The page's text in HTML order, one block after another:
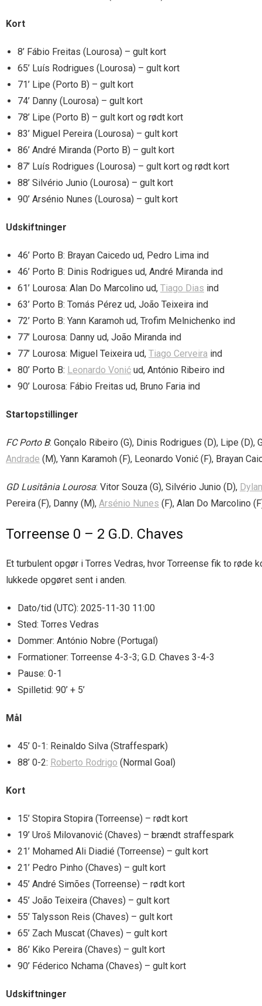
Kort
8’ Fábio Freitas (Lourosa) – gult kort
65’ Luís Rodrigues (Lourosa) – gult kort
71’ Lipe (Porto B) – gult kort
74’ Danny (Lourosa) – gult kort
78’ Lipe (Porto B) – gult kort og rødt kort
83’ Miguel Pereira (Lourosa) – gult kort
86’ André Miranda (Porto B) – gult kort
87’ Luís Rodrigues (Lourosa) – gult kort og rødt kort
88’ Silvério Junio (Lourosa) – gult kort
90’ Arsénio Nunes (Lourosa) – gult kort
Udskiftninger
46’ Porto B: Brayan Caicedo ud, Pedro Lima ind
46’ Porto B: Dinis Rodrigues ud, André Miranda ind
61’ Lourosa: Alan Do Marcolino ud, Tiago Dias ind
63’ Porto B: Tomás Pérez ud, João Teixeira ind
72’ Porto B: Yann Karamoh ud, Trofim Melnichenko ind
77’ Lourosa: Danny ud, João Miranda ind
77’ Lourosa: Miguel Teixeira ud, Tiago Cerveira ind
80’ Porto B: Leonardo Vonić ud, António Ribeiro ind
90’ Lourosa: Fábio Freitas ud, Bruno Faria ind
Startopstillinger
FC Porto B: Gonçalo Ribeiro (G), Dinis Rodrigues (D), Lipe
Andrade (M), Yann Karamoh (F), Leonardo Vonić (F), Brayan
GD Lusitânia Lourosa: Vitor Souza (G), Silvério Junio (D),
Pereira (F), Danny (M), Arsénio Nunes (F), Alan Do Marcolino
Torreense 0 – 2 G.D. Chaves
Et turbulent opgør i Torres Vedras, hvor Torreense fik to
lukkede opgøret sent i anden.
Dato/tid (UTC): 2025-11-30 11:00
Sted: Torres Vedras
Dommer: António Nobre (Portugal)
Formationer: Torreense 4-3-3; G.D. Chaves 3-4-3
Pause: 0-1
Spilletid: 90’ + 5’
Mål
45’ 0-1: Reinaldo Silva (Straffespark)
88’ 0-2: Roberto Rodrigo (Normal Goal)
Kort
15’ Stopira Stopira (Torreense) – rødt kort
19’ Uroš Milovanović (Chaves) – brændt straffespark
21’ Mohamed Ali Diadié (Torreense) – gult kort
21’ Pedro Pinho (Chaves) – gult kort
45’ André Simões (Torreense) – rødt kort
45’ João Teixeira (Chaves) – gult kort
55’ Talysson Reis (Chaves) – gult kort
65’ Zach Muscat (Chaves) – gult kort
86’ Kiko Pereira (Chaves) – gult kort
90’ Féderico Nchama (Chaves) – gult kort
Udskiftninger